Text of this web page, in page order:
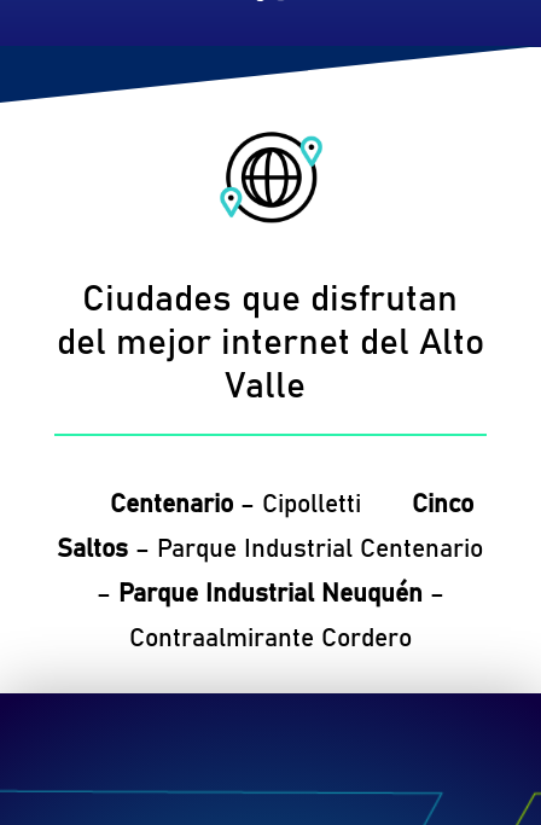
Ciudades que disfrutan
del mejor internet del Alto
Valle
Centenario – Cipolletti
Cinco
Saltos – Parque Industrial Centenario
– Parque Industrial Neuquén –
Contraalmirante Cordero